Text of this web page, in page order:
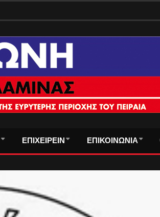
ΕΠΙΧΕΙΡΕΙΝ ΕΠΙΚΟΙΝΩΝΙΑ